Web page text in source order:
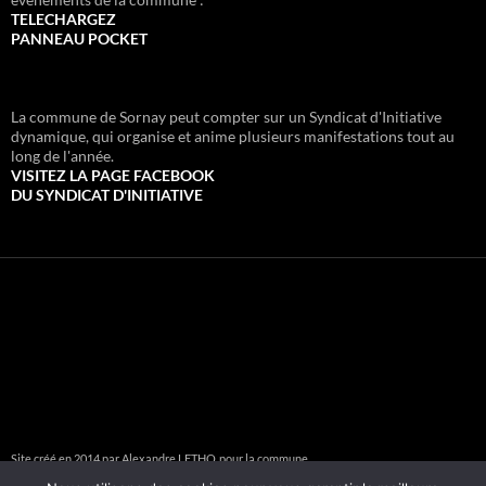
TELECHARGEZ
PANNEAU POCKET
La commune de Sornay peut compter sur un Syndicat d'Initiative
dynamique, qui organise et anime plusieurs manifestations tout au
long de l'année.
VISITEZ LA PAGE FACEBOOK
DU SYNDICAT D'INITIATIVE
Site créé en 2014 par Alexandre LETHO pour la commune